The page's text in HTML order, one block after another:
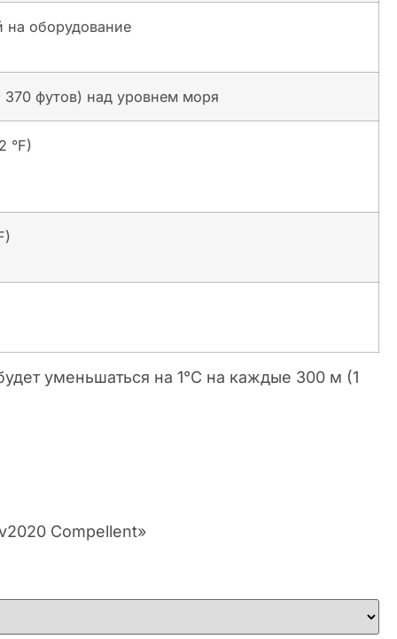
на оборудование
футов) над уровнем моря
°F)
уменьшаться на 1°C на каждые 300 м (1
Compellent»